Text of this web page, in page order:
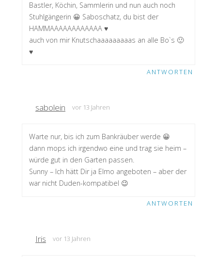
Bastler, Köchin, Sammlerin und nun auch noch
Stuhlgängerin 😀 Saboschatz, du bist der
HAMMAAAAAAAAAAAA ♥
auch von mir Knutschaaaaaaaaas an alle Bo`s 🙂
♥
ANTWORTEN
sabolein vor 13 Jahren
Warte nur, bis ich zum Bankräuber werde 😀
dann mops ich irgendwo eine und trag sie heim –
würde gut in den Garten passen.
Sunny – Ich hätt Dir ja Elmo angeboten – aber der
war nicht Duden-kompatibel 😉
ANTWORTEN
Iris vor 13 Jahren